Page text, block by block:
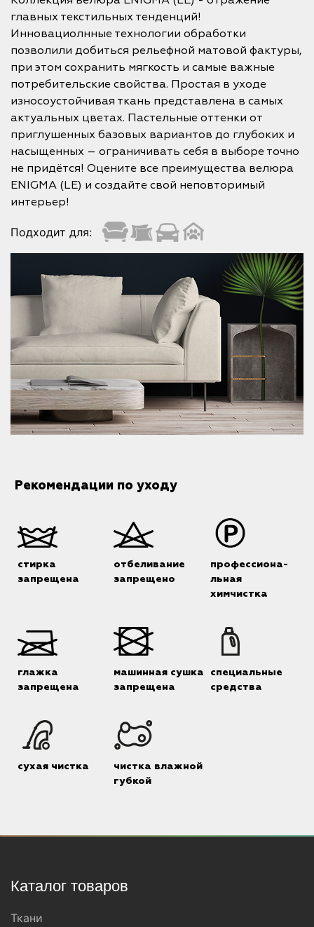
главных текстильных тенденций!
Инновациолнные технологии обработки
позволили добиться рельефной матовой фактуры,
при этом сохранить мягкость и самые важные
потребительские свойства. Простая в уходе
износоустойчивая ткань представлена в самых
актуальных цветах. Пастельные оттенки от
приглушенных базовых вариантов до глубоких и
насыщенных – ограничивать себя в выборе точно
не придётся! Оцените все преимущества велюра
ENIGMA (LE) и создайте свой неповторимый
интерьер!
Подходит для:
Рекомендации по уходу
стирка
запрещена
отбеливание
запрещено
профессиона-
льная
химчистка
глажка
запрещена
машинная сушка
запрещена
специальные
средства
сухая чистка
чистка влажной
губкой
Каталог товаров
Ткани